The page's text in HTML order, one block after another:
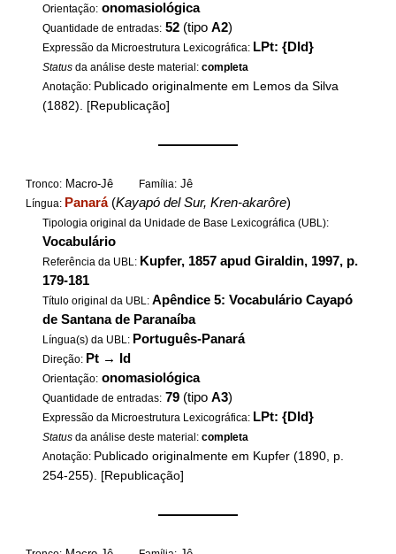
Orientação: onomasiológica
Quantidade de entradas: 52 (tipoA2)
Expressão da Microestrutura Lexicográfica: LPt: {DId}
Status da análise deste material:completa
Anotação: Publicado originalmente em Lemos da Silva
(1882). [Republicação]
——————
Tronco: Macro-Jê Família: Jê
Língua: Panará(Kayapó del Sur, Kren-akarôre)
Tipologia original da Unidade de Base Lexicográfica (UBL):
Vocabulário
Referência da UBL: Kupfer, 1857 apud Giraldin, 1997, p.
179-181
Título original da UBL:Apêndice 5: Vocabulário Cayapó
de Santana de Paranaíba
Língua(s) da UBL: Português-Panará
Direção: Pt → Id
Orientação: onomasiológica
Quantidade de entradas: 79 (tipoA3)
Expressão da Microestrutura Lexicográfica: LPt: {DId}
Status da análise deste material:completa
Anotação: Publicado originalmente em Kupfer (1890, p.
254-255). [Republicação]
——————